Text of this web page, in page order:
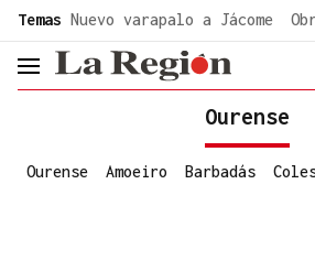
Temas Nuevo varapalo a Jácome
header.menu.open
Ourense
Ourense Amoeiro Barbadás